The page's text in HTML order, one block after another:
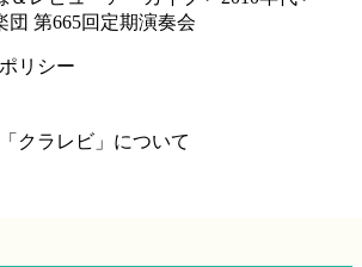
団 第665回定期演奏会
リシー
クラレビ」について